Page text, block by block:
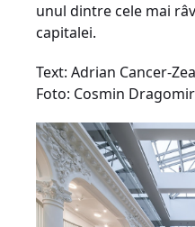
unul dintre cele mai
capitalei.
Text: Adrian Cancer-
Foto: Cosmin Dragomir